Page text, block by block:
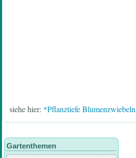
siehe hier: *Pflanztiefe Blumenzwiebeln
Gartenthemen